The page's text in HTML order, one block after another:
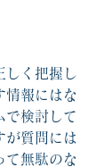
しく把握し
情報にはな
で検討して
が質問には
て無駄のな